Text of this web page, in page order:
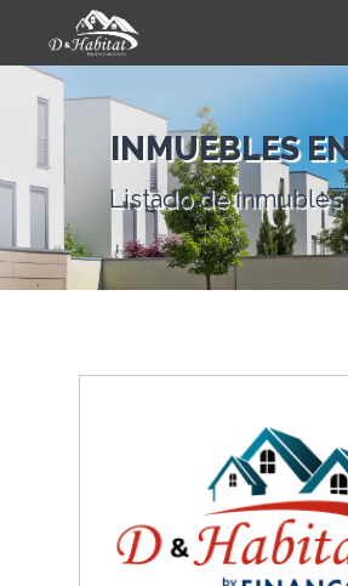
INMUEBLES
Listado de inmubles